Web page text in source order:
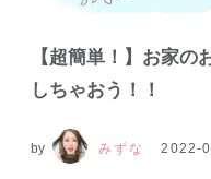
【超簡単！】お家の
しちゃおう！！
by みずな 2022-